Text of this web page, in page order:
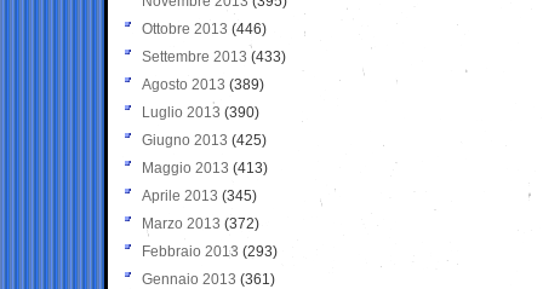
Ottobre 2013 (446)
Settembre 2013 (433)
Agosto 2013 (389)
Luglio 2013 (390)
Giugno 2013 (425)
Maggio 2013 (413)
Aprile 2013 (345)
Marzo 2013 (372)
Febbraio 2013 (293)
Gennaio 2013 (361)